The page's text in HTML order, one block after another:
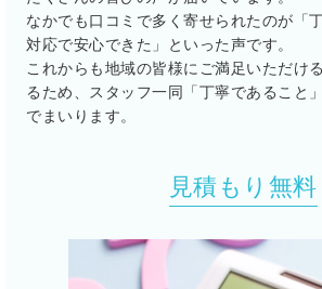
なかでも口コミで多く寄せられたのが「
対応で安心できた」といった声です。
これからも地域の皆様にご満足いただけ
るため、スタッフ一同「丁寧であること
でまいります。
見積もり無料